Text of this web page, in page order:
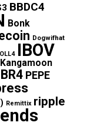
BBDC4
Bonk
Dogwifhat
IBOV
Kangamoon
PEPE
Remittix ripple